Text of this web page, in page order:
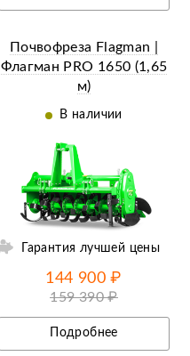
Почвофреза Flagman |
Флагман PRO 1650 (1,65
м)
В наличии
Гарантия лучшей цены
144 900 ₽
159 390 ₽
Подробнее